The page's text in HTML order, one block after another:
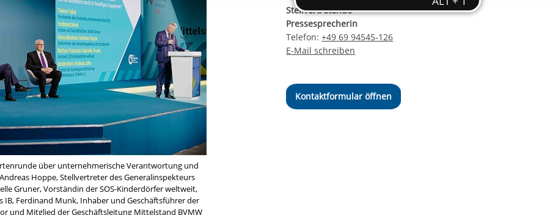
erstreckt sich nicht auf notwendige Cookies, die erforderlich zur Bereitstellung
und somit gewünschten Website-Funktionen sind. Diese Cookies setzen wir
und daher unabhängig von einer Einwilligung.
über unternehmerische Verantwortung und
Hoppe, Stellvertreter des Generalinspekteurs
Gruner, Vorständin der SOS-Kinderdörfer weltweit,
Ferdinand Munk, Inhaber und Geschäftsführer der
und Mitglied der Geschäftsleitung Mittelstand BVMW
Stellvertretende
Pressesprecherin
Telefon:+49 69 94545-126
E-Mail schreiben
Kontaktformular öffnen